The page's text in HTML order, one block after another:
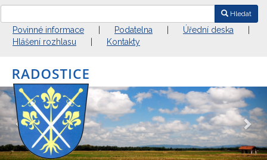
Hledat
Povinné informace Podatelna Úřední deska
Hlášení rozhlasu
Kontakty
Previous